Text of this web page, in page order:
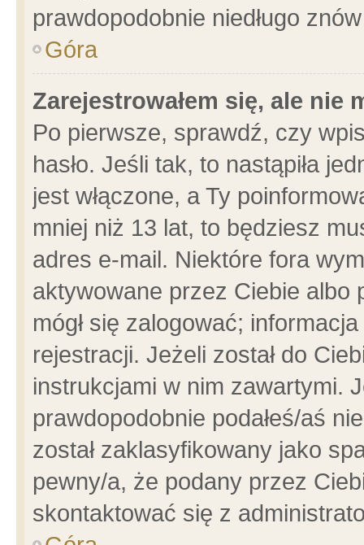
prawdopodobnie niedługo
Góra
Zarejestrowałem się, ale nie
Po pierwsze, sprawdź, czy
hasło. Jeśli tak, to nastąpiła
jest włączone, a Ty
mniej niż 13 lat, to będziesz
adres e-mail. Niektóre fora
aktywowane przez Ciebie albo
mógł się zalogować;
rejestracji. Jeżeli został do
instrukcjami w nim zawartymi.
prawdopodobnie podałeś/aś
został zaklasyfikowany jako
pewny/a, że podany przez
skontaktować się z